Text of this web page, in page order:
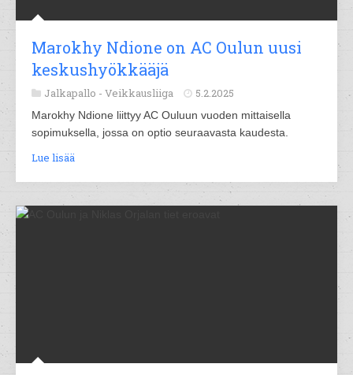
Marokhy Ndione on AC Oulun uusi
keskushyökkääjä
Jalkapallo - Veikkausliiga 5.2.2025
Marokhy Ndione liittyy AC Ouluun vuoden mittaisella
sopimuksella, jossa on optio seuraavasta kaudesta.
Lue lisää